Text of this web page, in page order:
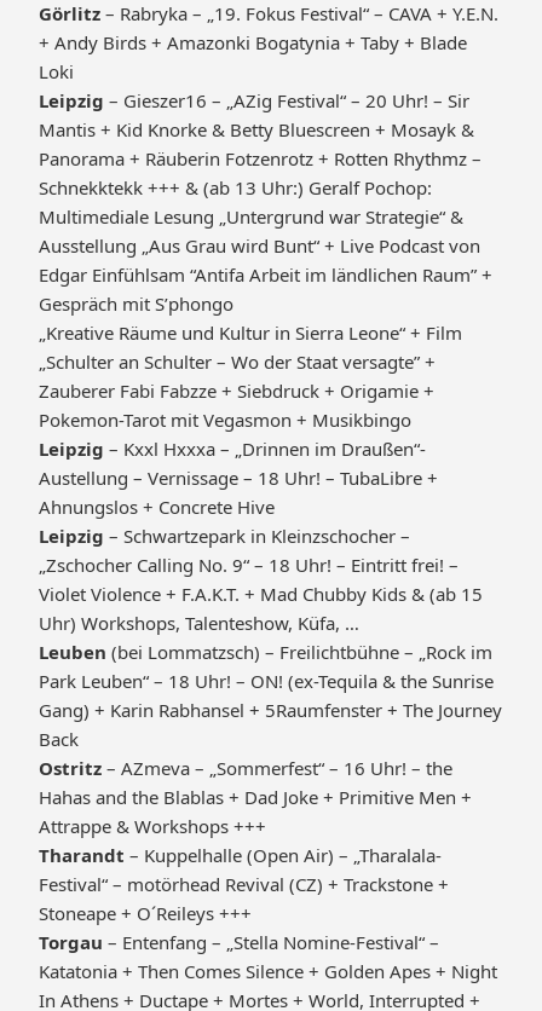
Görlitz – Rabryka – „19. Fokus Festival“ – CAVA + Y.E.N.
+ Andy Birds + Amazonki Bogatynia + Taby + Blade
Loki
Leipzig – Gieszer16 – „AZig Festival“ – 20 Uhr! – Sir
Mantis + Kid Knorke & Betty Bluescreen + Mosayk &
Panorama + Räuberin Fotzenrotz + Rotten Rhythmz –
Schnekktekk +++ & (ab 13 Uhr:) Geralf Pochop:
Multimediale Lesung „Untergrund war Strategie“ &
Ausstellung „Aus Grau wird Bunt“ + Live Podcast von
Edgar Einfühlsam “Antifa Arbeit im ländlichen Raum” +
Gespräch mit S’phongo
„Kreative Räume und Kultur in Sierra Leone“ + Film
„Schulter an Schulter – Wo der Staat versagte” +
Zauberer Fabi Fabzze + Siebdruck + Origamie +
Pokemon-Tarot mit Vegasmon + Musikbingo
Leipzig – Kxxl Hxxxa – „Drinnen im Draußen“-
Austellung – Vernissage – 18 Uhr! – TubaLibre +
Ahnungslos + Concrete Hive
Leipzig – Schwartzepark in Kleinzschocher –
„Zschocher Calling No. 9“ – 18 Uhr! – Eintritt frei! –
Violet Violence + F.A.K.T. + Mad Chubby Kids & (ab 15
Uhr) Workshops, Talenteshow, Küfa, …
Leuben (bei Lommatzsch) – Freilichtbühne – „Rock im
Park Leuben“ – 18 Uhr! – ON! (ex-Tequila & the Sunrise
Gang) + Karin Rabhansel + 5Raumfenster + The Journey
Back
Ostritz – AZmeva – „Sommerfest“ – 16 Uhr! – the
Hahas and the Blablas + Dad Joke + Primitive Men +
Attrappe & Workshops +++
Tharandt – Kuppelhalle (Open Air) – „Tharalala-
Festival“ – motörhead Revival (CZ) + Trackstone +
Stoneape + O´Reileys +++
Torgau – Entenfang – „Stella Nomine-Festival“ –
Katatonia + Then Comes Silence + Golden Apes + Night
In Athens + Ductape + Mortes + World, Interrupted +